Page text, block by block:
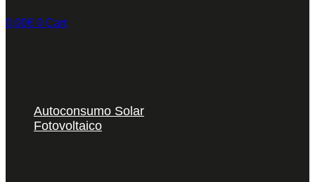
0,00€ 0 Cart
Autoconsumo Solar
Fotovoltaico